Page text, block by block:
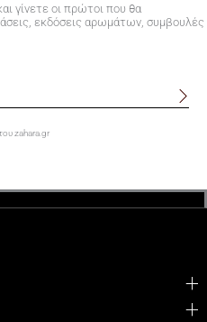
γίνετε οι πρώτοι που θα
εκδόσεις αρωμάτων, συμβουλές
zahara.gr